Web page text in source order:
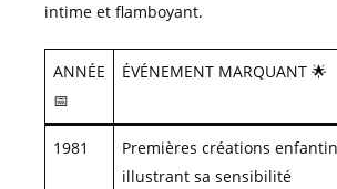
intime et flamboyant.
ANNÉE
📅
ÉVÉNEMENT MARQUANT 🌟
1981
Premières créations
illustrant sa sensibilité